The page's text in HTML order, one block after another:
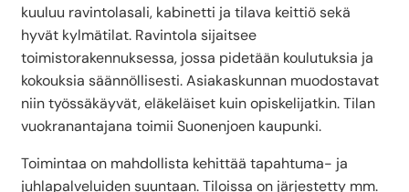
kuuluu ravintolasali, kabinetti ja tilava keittiö sekä
hyvät kylmätilat. Ravintola sijaitsee
toimistorakennuksessa, jossa pidetään koulutuksia ja
kokouksia säännöllisesti. Asiakaskunnan muodostavat
niin työssäkäyvät, eläkeläiset kuin opiskelijatkin. Tilan
vuokranantajana toimii Suonenjoen kaupunki.
Toimintaa on mahdollista kehittää tapahtuma- ja
juhlapalveluiden suuntaan. Tiloissa on järjestetty mm.